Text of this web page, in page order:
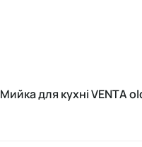
Мийка для кухні VENTA